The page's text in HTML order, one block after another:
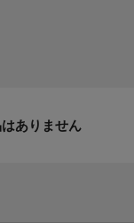
ありません